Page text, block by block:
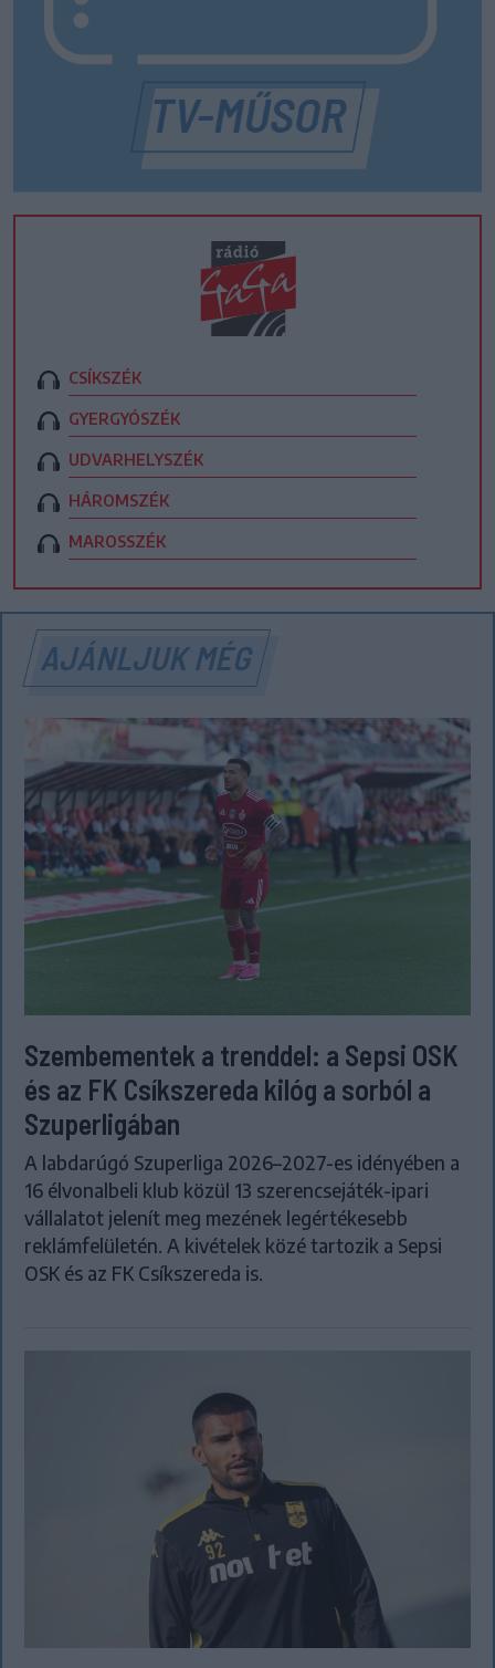
CSÍKSZÉK
GYERGYÓSZÉK
UDVARHELYSZÉK
HÁROMSZÉK
MAROSSZÉK
AJÁNLJUK MÉG
Szembementek a trenddel: a Sepsi OSK
és az FK Csíkszereda kilóg a sorból a
Szuperligában
A labdarúgó Szuperliga 2026–2027-es idényében a
16 élvonalbeli klub közül 13 szerencsejáték-ipari
vállalatot jelenít meg mezének legértékesebb
reklámfelületén. A kivételek közé tartozik a Sepsi
OSK és az FK Csíkszereda is.